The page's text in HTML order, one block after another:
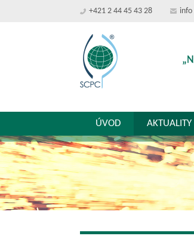
+421 2 44 45 43 28 info
ÚVOD AKTUALITY